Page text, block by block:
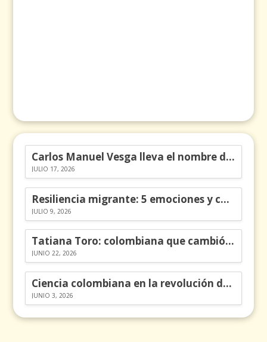
Carlos Manuel Vesga lleva el nombre de Colombia a los Emmy
JULIO 17, 2026
Resiliencia migrante: 5 emociones y cómo gestionarlas
JULIO 9, 2026
Tatiana Toro: colombiana que cambió la historia de las matemáticas
JUNIO 22, 2026
Ciencia colombiana en la revolución de los órganos en chips
JUNIO 3, 2026